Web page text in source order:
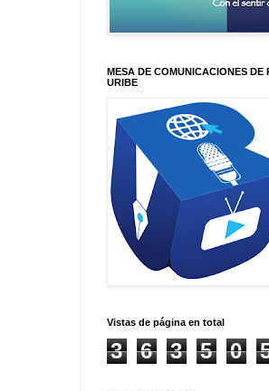
MESA DE COMUNICACIONES DE
URIBE
Vistas de página en total
3 6 3 5 0